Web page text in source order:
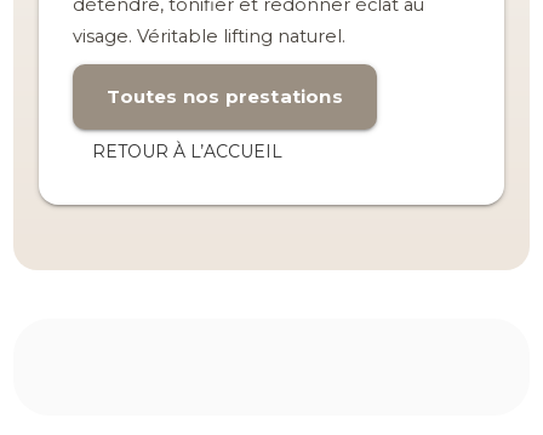
détendre, tonifier et redonner éclat au
visage. Véritable lifting naturel.
Toutes nos prestations
RETOUR À L’ACCUEIL